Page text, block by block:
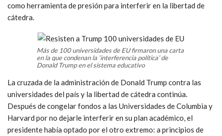
como herramienta de presión para interferir en la libertad de
cátedra.
Más de 100 universidades de EU firmaron una carta
en la que condenan la ‘interferencia política’ de
Donald Trump en el sistema educativo
La cruzada de la administración de Donald Trump contra las
universidades del país y la libertad de cátedra continúa.
Después de congelar fondos a las Universidades de Columbia y
Harvard por no dejarle interferir en su plan académico, el
presidente había optado por el otro extremo: a principios de